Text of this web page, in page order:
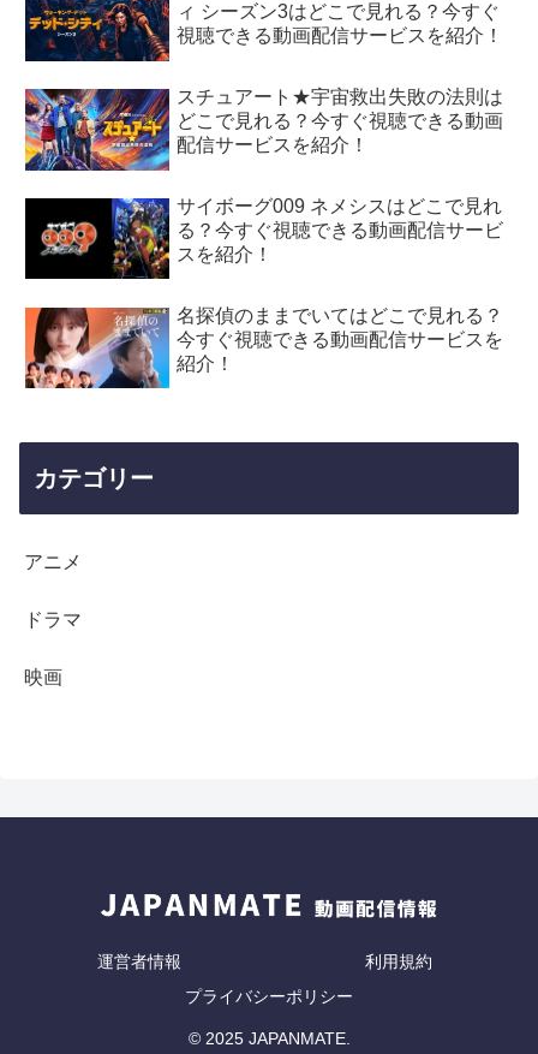
ィ シーズン3はどこで見れる？今すぐ
視聴できる動画配信サービスを紹介！
スチュアート★宇宙救出失敗の法則は
どこで見れる？今すぐ視聴できる動画
配信サービスを紹介！
サイボーグ009 ネメシスはどこで見れ
る？今すぐ視聴できる動画配信サービ
スを紹介！
名探偵のままでいてはどこで見れる？
今すぐ視聴できる動画配信サービスを
紹介！
カテゴリー
アニメ
ドラマ
映画
運営者情報
利用規約
プライバシーポリシー
© 2025 JAPANMATE.